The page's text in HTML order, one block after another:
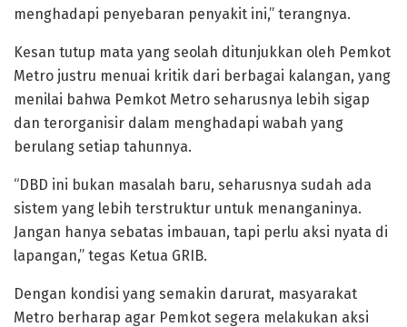
menghadapi penyebaran penyakit ini,” terangnya.
Kesan tutup mata yang seolah ditunjukkan oleh Pemkot
Metro justru menuai kritik dari berbagai kalangan, yang
menilai bahwa Pemkot Metro seharusnya lebih sigap
dan terorganisir dalam menghadapi wabah yang
berulang setiap tahunnya.
“DBD ini bukan masalah baru, seharusnya sudah ada
sistem yang lebih terstruktur untuk menanganinya.
Jangan hanya sebatas imbauan, tapi perlu aksi nyata di
lapangan,” tegas Ketua GRIB.
Dengan kondisi yang semakin darurat, masyarakat
Metro berharap agar Pemkot segera melakukan aksi